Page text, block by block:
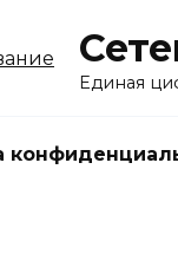
Единая